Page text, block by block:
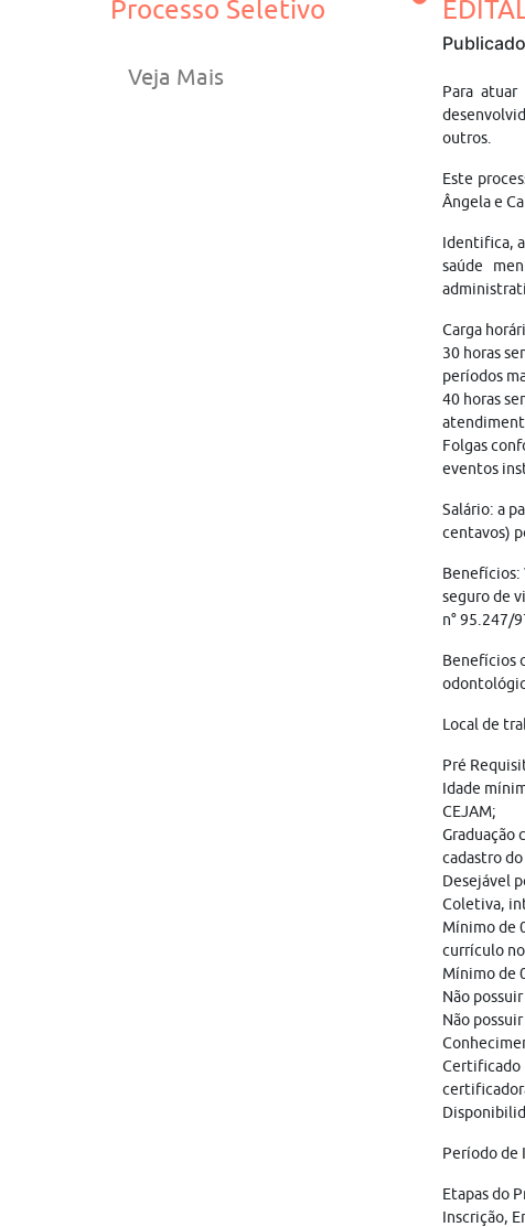
Processo Seletivo
Veja Mais
Para
outros.
Este
Ângela e
Identifica,
saúde
Carga
30 horas
períodos
40 horas
Folgas
eventos
Salário: a
centavos)
Benefícios:
seguro de
n° 95.247/
Benefícios
Local de
Pré
Idade
CEJAM;
Graduação
cadastro
Desejável
Coletiva,
Mínimo de
currículo
Mínimo de
Não
Não
Certificado
Período de
Etapas do
Inscrição,